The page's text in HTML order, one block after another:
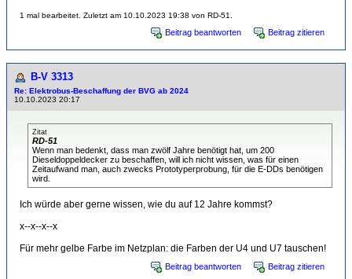
1 mal bearbeitet. Zuletzt am 10.10.2023 19:38 von RD-51.
Beitrag beantworten Beitrag zitieren
B-V 3313
Re: Elektrobus-Beschaffung der BVG ab 2024
10.10.2023 20:17
Zitat
RD-51
Wenn man bedenkt, dass man zwölf Jahre benötigt hat, um 200
Dieseldoppeldecker zu beschaffen, will ich nicht wissen, was für einen
Zeitaufwand man, auch zwecks Prototyperprobung, für die E-DDs benötigen
wird.
Ich würde aber gerne wissen, wie du auf 12 Jahre kommst?
x--x--x--x
Für mehr gelbe Farbe im Netzplan: die Farben der U4 und U7 tauschen!
Beitrag beantworten Beitrag zitieren